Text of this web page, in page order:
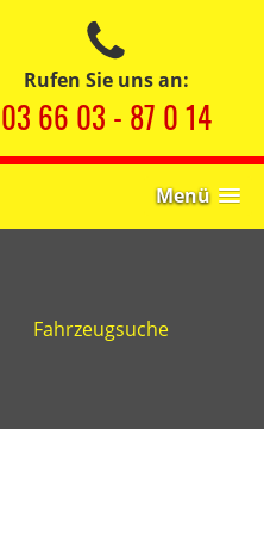
Rufen Sie uns an:
03 66 03 - 87 0 14
Menü
Fahrzeugsuche